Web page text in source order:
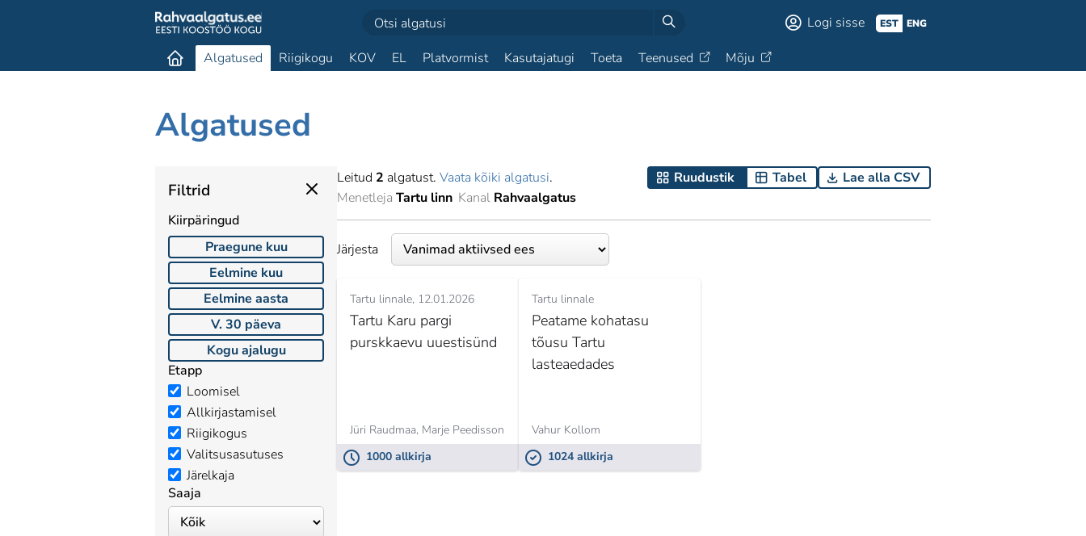
Logi sisse EST ENG
Algatused Riigikogu KOV EL Platvormist Kasutajatugi Toeta Teenused Mõju
Algatused
Filtrid
Kiirpäringud
Praegune kuu
Eelmine kuu
Eelmine aasta
V. 30 päeva
Kogu ajalugu
Etapp
Loomisel
Allkirjastamisel
Riigikogus
Valitsusasutuses
Järelkaja
Saaja
Leitud 2 algatust. Vaata kõiki algatusi. Ruudustik Tabel
Lae alla CSV
Menetleja Tartu linn Kanal Rahvaalgatus
Järjesta
Tartu linnale 12.01.2026
Tartu Karu pargi
purskkaevu uuestisünd
Jüri Raudmaa, Marje Peedisson
1000 allkirja
Tartu linnale
Peatame kohatasu
tõusu Tartu
lasteaedades
Vahur Kollom
1024 allkirja